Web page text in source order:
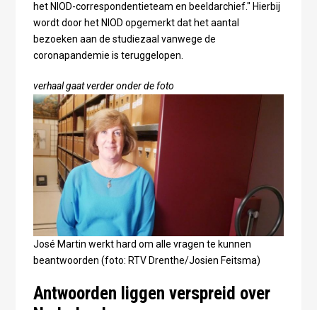
het NIOD-correspondentieteam en beeldarchief." Hierbij
wordt door het NIOD opgemerkt dat het aantal
bezoeken aan de studiezaal vanwege de
coronapandemie is teruggelopen.
verhaal gaat verder onder de foto
José Martin werkt hard om alle vragen te kunnen
beantwoorden (foto: RTV Drenthe/Josien Feitsma)
Antwoorden liggen verspreid over